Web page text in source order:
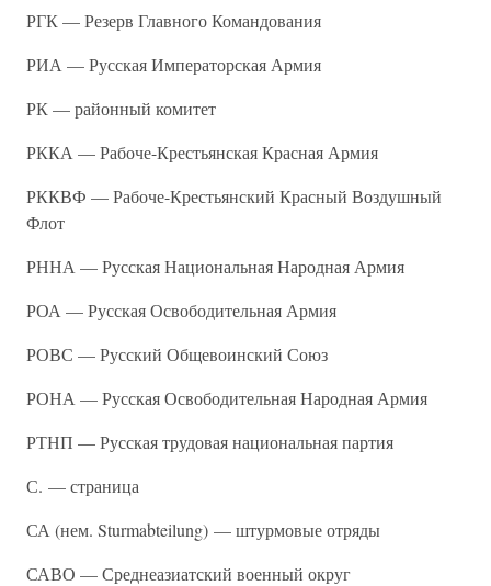
РГК — Резерв Главного Командования
РИА — Русская Императорская Армия
РК — районный комитет
РККА — Рабоче-Крестьянская Красная Армия
РККВФ — Рабоче-Крестьянский Красный Воздушный
Флот
РННА — Русская Национальная Народная Армия
РОА — Русская Освободительная Армия
РОВС — Русский Общевоинский Союз
РОНА — Русская Освободительная Народная Армия
РТНП — Русская трудовая национальная партия
С. — страница
СА (нем. Sturmabteilung) — штурмовые отряды
САВО — Среднеазиатский военный округ